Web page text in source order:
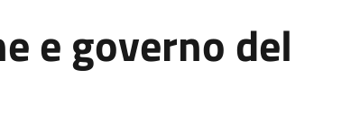
e governo del